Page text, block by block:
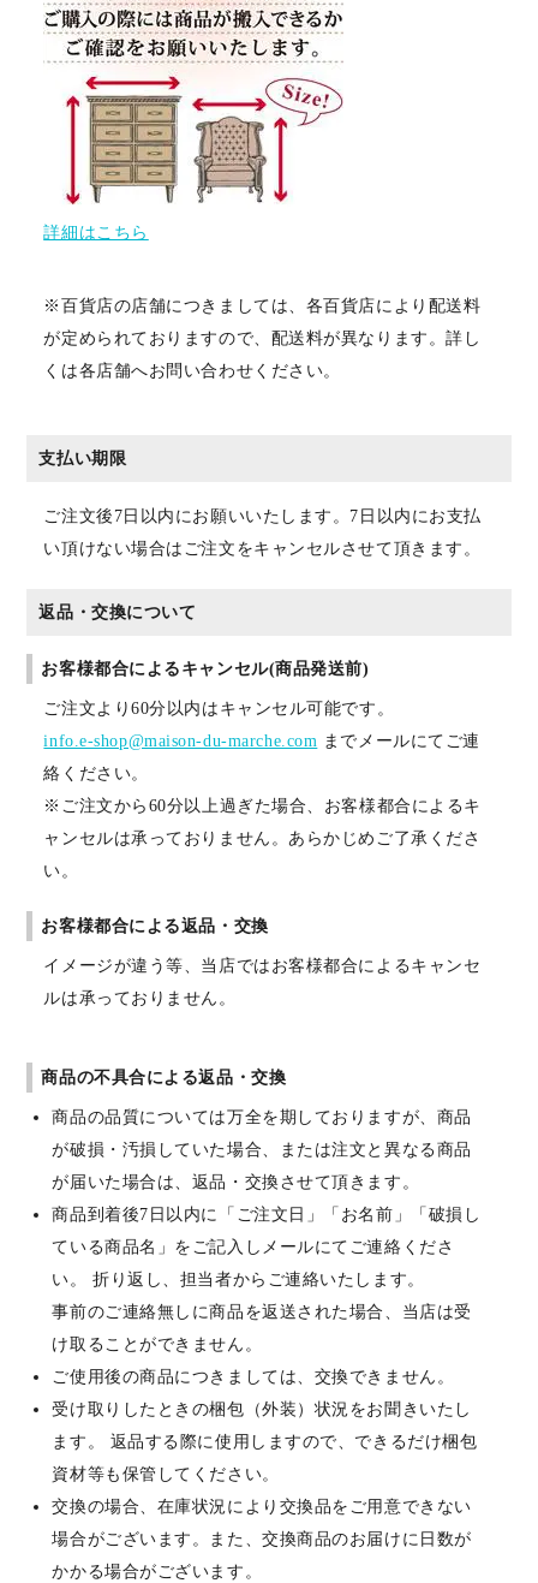
詳細はこちら
※百貨店の店舗につきましては、各百貨店により配送料
が定められておりますので、配送料が異なります。詳し
くは各店舗へお問い合わせください。
支払い期限
ご注文後7日以内にお願いいたします。7日以内にお支払
い頂けない場合はご注文をキャンセルさせて頂きます。
返品・交換について
お客様都合によるキャンセル(商品発送前)
ご注文より60分以内はキャンセル可能です。
info.e-shop@maison-du-marche.com までメールにてご連
絡ください。
※ご注文から60分以上過ぎた場合、お客様都合によるキ
ャンセルは承っておりません。あらかじめご了承くださ
い。
お客様都合による返品・交換
イメージが違う等、当店ではお客様都合によるキャンセ
ルは承っておりません。
商品の不具合による返品・交換
商品の品質については万全を期しておりますが、商品
が破損・汚損していた場合、または注文と異なる商品
が届いた場合は、返品・交換させて頂きます。
商品到着後7日以内に「ご注文日」「お名前」「破損し
ている商品名」をご記入しメールにてご連絡くださ
い。 折り返し、担当者からご連絡いたします。
事前のご連絡無しに商品を返送された場合、当店は受
け取ることができません。
ご使用後の商品につきましては、交換できません。
受け取りしたときの梱包（外装）状況をお聞きいたし
ます。 返品する際に使用しますので、できるだけ梱包
資材等も保管してください。
交換の場合、在庫状況により交換品をご用意できない
場合がございます。また、交換商品のお届けに日数が
かかる場合がございます。